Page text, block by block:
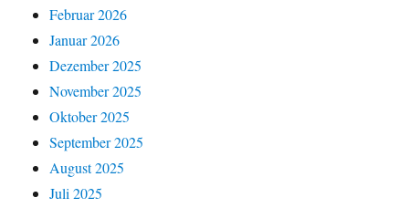
Februar 2026
Januar 2026
Dezember 2025
November 2025
Oktober 2025
September 2025
August 2025
Juli 2025